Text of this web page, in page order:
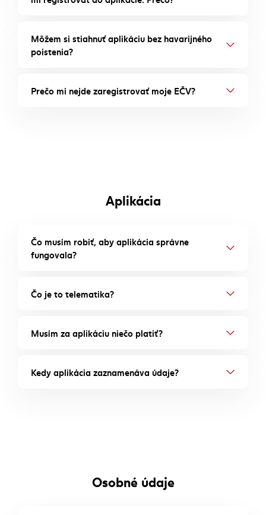
Môžem si stiahnuť aplikáciu bez havarijného
poistenia?
Prečo mi nejde zaregistrovať moje EČV?
Aplikácia
Čo musím robiť, aby aplikácia správne
fungovala?
Čo je to telematika?
Musím za aplikáciu niečo platiť?
Kedy aplikácia zaznamenáva údaje?
Osobné údaje